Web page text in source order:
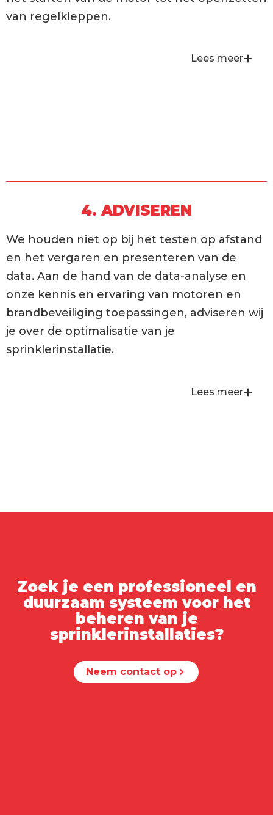
van regelkleppen.
Lees meer
4. ADVISEREN
We houden niet op bij het testen op afstand
en het vergaren en presenteren van de
data. Aan de hand van de data-analyse en
onze kennis en ervaring van motoren en
brandbeveiliging toepassingen, adviseren wij
je over de optimalisatie van je
sprinklerinstallatie.
Lees meer
Zoek je een professioneel en
duurzaam systeem voor het
beheren van je
sprinklerinstallaties?
Neem contact op